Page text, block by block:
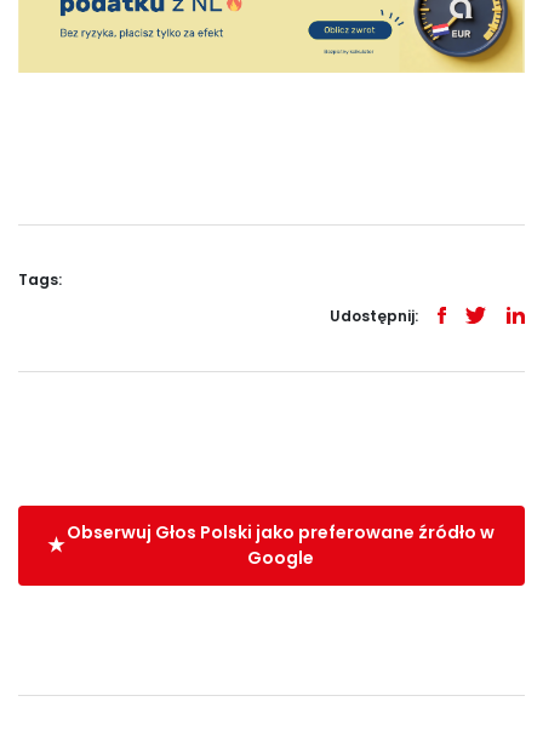
Tags:
Udostępnij:
Obserwuj Głos Polski jako preferowane źródło w
Google